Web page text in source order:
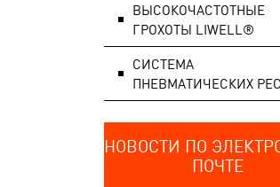
ВЫСОКОЧАСТОТНЫЕ
ГРОХОТЫ LIWELL®
СИСТЕМA
ПНЕВМАТИЧЕСКИХ
НОВОСТИ ПО
ПОЧТЕ